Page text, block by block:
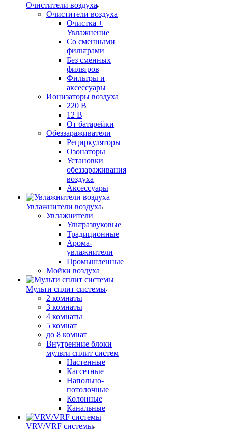
Очистители воздуха
Очистители воздуха
Очистка +
Увлажнение
Cо сменными
фильтрами
Без сменных
фильтров
Фильтры и
аксессуары
Ионизаторы воздуха
220 В
12 В
От батарейки
Обеззараживатели
Рециркуляторы
Озонаторы
Установки
обеззараживания
воздуха
Аксессуары
Увлажнители воздуха
Увлажнители
Ультразвуковые
Традиционные
Арома-
увлажнители
Промышленные
Мойки воздуха
Мульти сплит системы
2 комнаты
3 комнаты
4 комнаты
5 комнат
до 8 комнат
Внутренние блоки
мульти сплит систем
Настенные
Кассетные
Напольно-
потолочные
Колонные
Канальные
VRV/VRF системы